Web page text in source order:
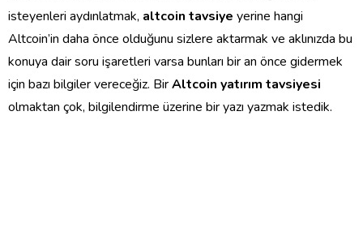
isteyenleri aydınlatmak, altcoin tavsiye yerine hangi
Altcoin’in daha önce olduğunu sizlere aktarmak ve aklınızda bu
konuya dair soru işaretleri varsa bunları bir an önce gidermek
için bazı bilgiler vereceğiz. BirAltcoin yatırım tavsiyesi
olmaktan çok, bilgilendirme üzerine bir yazı yazmak istedik.